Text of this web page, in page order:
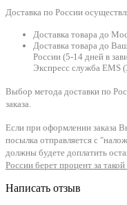
Доставка по России
Доставка товара до
Доставка товара до
России (5-14 дней в
Экспресс служба EMS
Выбор метода доставки по
заказа.
Если при оформлении заказа
посылка отправляется с
должны будете доплатить
России берет процент за
Написать отзыв